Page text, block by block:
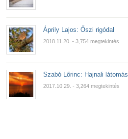
Áprily Lajos: Őszi rigódal
2018.11.20. - 3,754 megtekintés
Szabó Lőrinc: Hajnali látomás
2017.10.29. - 3,264 megtekintés